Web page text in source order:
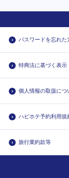
パスワードを忘れた
特商法に基づく表示
個人情報の取扱につ
ハピホテ予約利用規
旅行業約款等